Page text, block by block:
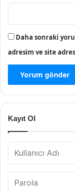
Daha sonraki
adresim ve site
Kayıt Ol